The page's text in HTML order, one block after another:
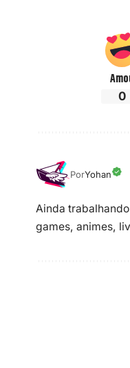
0
PorYohan
Ainda
games, animes,